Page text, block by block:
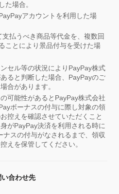
た場合。
アカウントを利用した場
払うべき商品等代金を、複数回
ことにより景品付与を受けた場
セル等の状況によりPayPay株式
ると判断した場合、PayPayのご
合があります。
可能性があるとPayPay株式会社
ボーナスの付与に際し対象の領
控えを確認させていただくこと
がPayPay決済を利用される時に
ナスの付与がなされるまで、領収
えを保管してください。
合わせ先